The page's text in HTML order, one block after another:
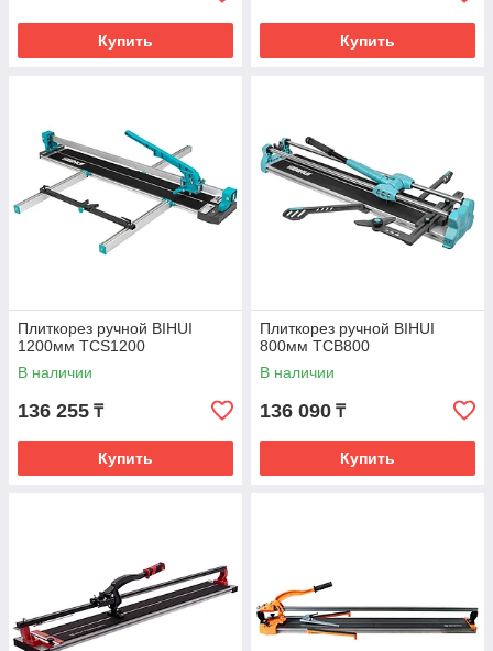
Купить Купить
Плиткорез ручной BIHUI
1200мм TCS1200
В наличии
136 255 ₸
Купить
Плиткорез ручной BIHUI
800мм TCB800
В наличии
136 090 ₸
Купить